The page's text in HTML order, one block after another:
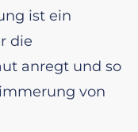
ist ein
die
anregt und so
von